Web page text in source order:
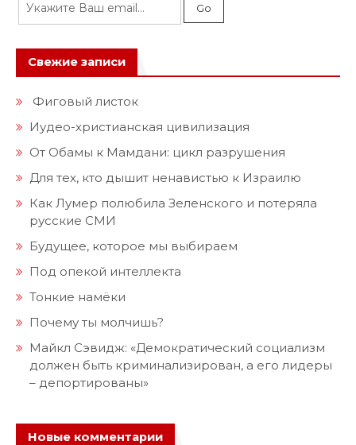
Свежие записи
Фиговый листок
Иудео-христианская цивилизация
От Обамы к Мамдани: цикл разрушения
Для тех, кто дышит ненавистью к Израилю
Как Лумер полюбила Зеленского и потеряла
русские СМИ
Будущее, которое мы выбираем
Под опекой интеллекта
Тонкие намёки
Почему ты молчишь?
Майкл Сэвидж: «Демократический социализм
должен быть криминализирован, а его лидеры
– депортированы»
Новые комментарии